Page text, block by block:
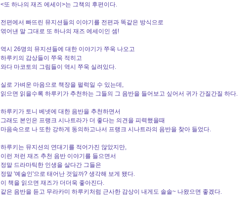
<또 하나의 재즈 에세이>는 그책의 후편이다.
전편에서 빠뜨린 뮤지션들의 이야기를 전편과 똑같은 방식으로
엮어낸 말 그대로 또 하나의 재즈 에세이인 셈!
역시 26명의 뮤지션들에 대한 이야기가 쭈욱 나오고
하루키의 감상들이 쭈욱 적히고
와다 마코토의 그림들이 역시 쭈욱 실려있다.
실로 가벼운 마음으로 책장을 펄럭일 수 있는데,
읽으면 읽을수록 하루키가 추천하는 그들의 그 음반을 들어보고 싶어서 귀가 간질간질 하다.
하루키가 토니 베넷에 대한 음반을 추천하면서
그래도 본인은 프랭크 시나트라가 더 좋다는 의견을 피력했을때
마음속으로 나 또한 강하게 동의하고나서 프랭크 시나트라의 음반을 찾아 들었다.
하루키는 뮤지션의 연대기를 적어가진 않았지만,
이런 저런 재즈 추천 음반 이야기를 들으면서
정말 드라마틱한 인생을 살다간 그들은
정말 '예술인'으로 태어난 것일까? 생각해 보게 됐다.
이 책을 읽으면 재즈가 더더욱 좋아진다.
같은 음반을 듣고 무라카미 하루키처럼 근사한 감상이 내게도 솔솔~ 나왔으면 좋겠다.